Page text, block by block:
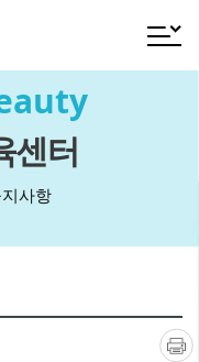
전체메
센터
사항
인쇄